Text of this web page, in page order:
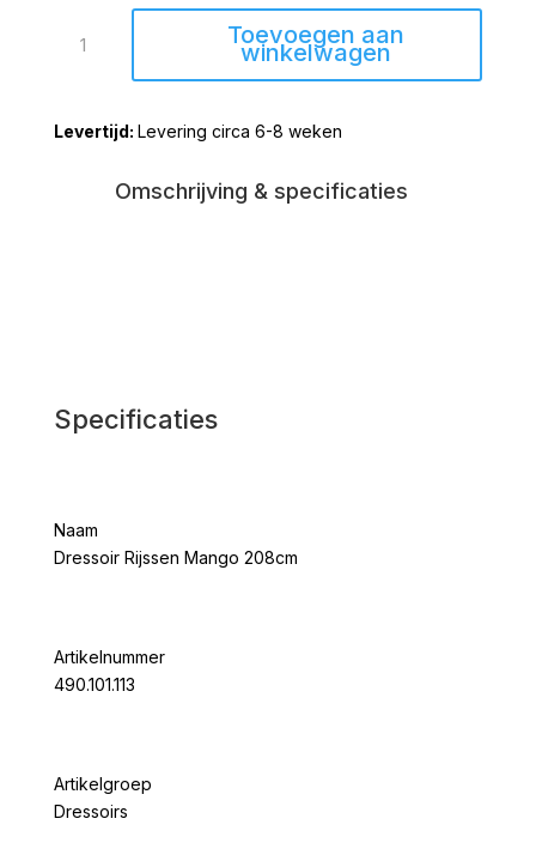
Rijssen
aantal
Toevoegen aan
winkelwagen
Levering circa 6-8 weken
Omschrijving & specificaties
Specificaties
Naam
Dressoir Rijssen Mango 208cm
Artikelnummer
490.101.113
Artikelgroep
Dressoirs